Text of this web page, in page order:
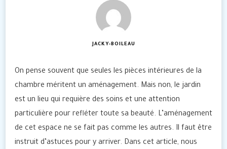
JACKY-BOILEAU
On pense souvent que seules les pièces intérieures de la
chambre méritent un aménagement. Mais non, le jardin
est un lieu qui requière des soins et une attention
particulière pour refléter toute sa beauté. L’aménagement
de cet espace ne se fait pas comme les autres. Il faut être
instruit d’astuces pour y arriver. Dans cet article, nous